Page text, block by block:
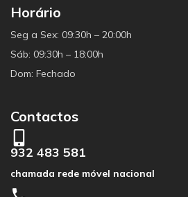
Horário
Seg a Sex: 09:30h – 20:00h
Sáb: 09:30h – 18:00h
Dom: Fechado
Contactos
932 483 581
chamada rede móvel nacional